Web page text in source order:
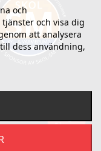
Fråga oss
och
och visa dig
att analysera
dess användning,